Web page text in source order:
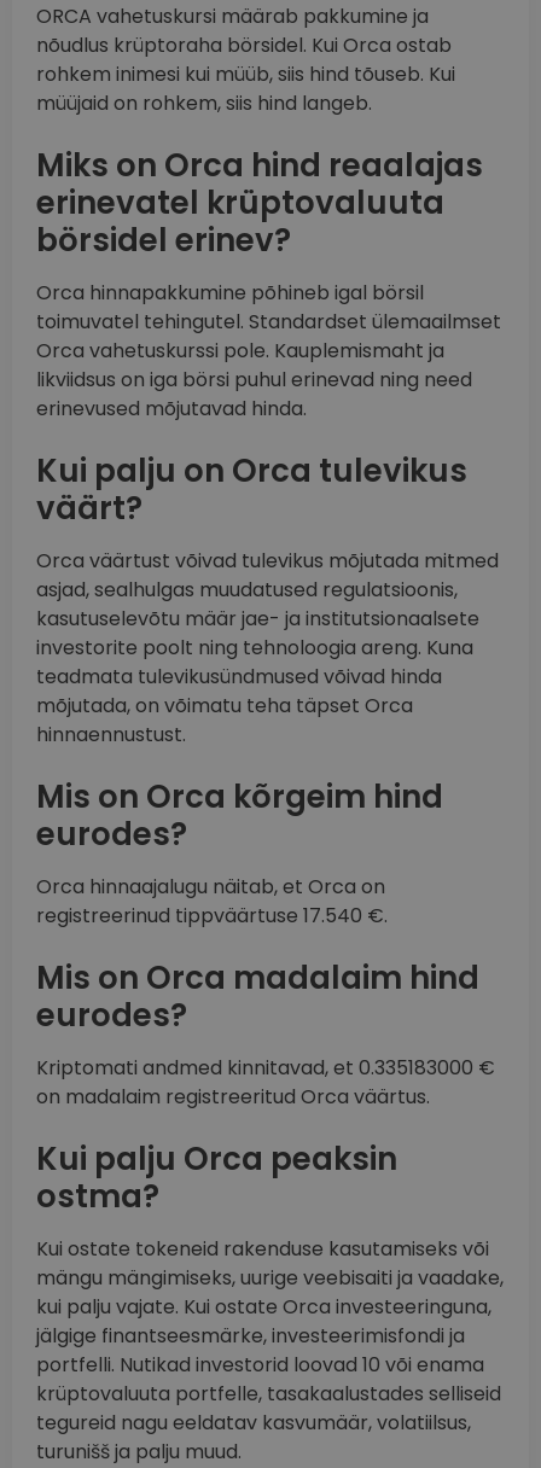
ORCA vahetuskursi määrab pakkumine ja
nõudlus krüptoraha börsidel. Kui Orca ostab
rohkem inimesi kui müüb, siis hind tõuseb. Kui
müüjaid on rohkem, siis hind langeb.
Miks on Orca hind reaalajas
erinevatel krüptovaluuta
börsidel erinev?
Orca hinnapakkumine põhineb igal börsil
toimuvatel tehingutel. Standardset ülemaailmset
Orca vahetuskurssi pole. Kauplemismaht ja
likviidsus on iga börsi puhul erinevad ning need
erinevused mõjutavad hinda.
Kui palju on Orca tulevikus
väärt?
Orca väärtust võivad tulevikus mõjutada mitmed
asjad, sealhulgas muudatused regulatsioonis,
kasutuselevõtu määr jae- ja institutsionaalsete
investorite poolt ning tehnoloogia areng. Kuna
teadmata tulevikusündmused võivad hinda
mõjutada, on võimatu teha täpset Orca
hinnaennustust.
Mis on Orca kõrgeim hind
eurodes?
Orca hinnaajalugu näitab, et Orca on
registreerinud tippväärtuse 17.540 €.
Mis on Orca madalaim hind
eurodes?
Kriptomati andmed kinnitavad, et 0.335183000 €
on madalaim registreeritud Orca väärtus.
Kui palju Orca peaksin
ostma?
Kui ostate tokeneid rakenduse kasutamiseks või
mängu mängimiseks, uurige veebisaiti ja vaadake,
kui palju vajate. Kui ostate Orca investeeringuna,
jälgige finantseesmärke, investeerimisfondi ja
portfelli. Nutikad investorid loovad 10 või enama
krüptovaluuta portfelle, tasakaalustades selliseid
tegureid nagu eeldatav kasvumäär, volatiilsus,
turunišš ja palju muud.